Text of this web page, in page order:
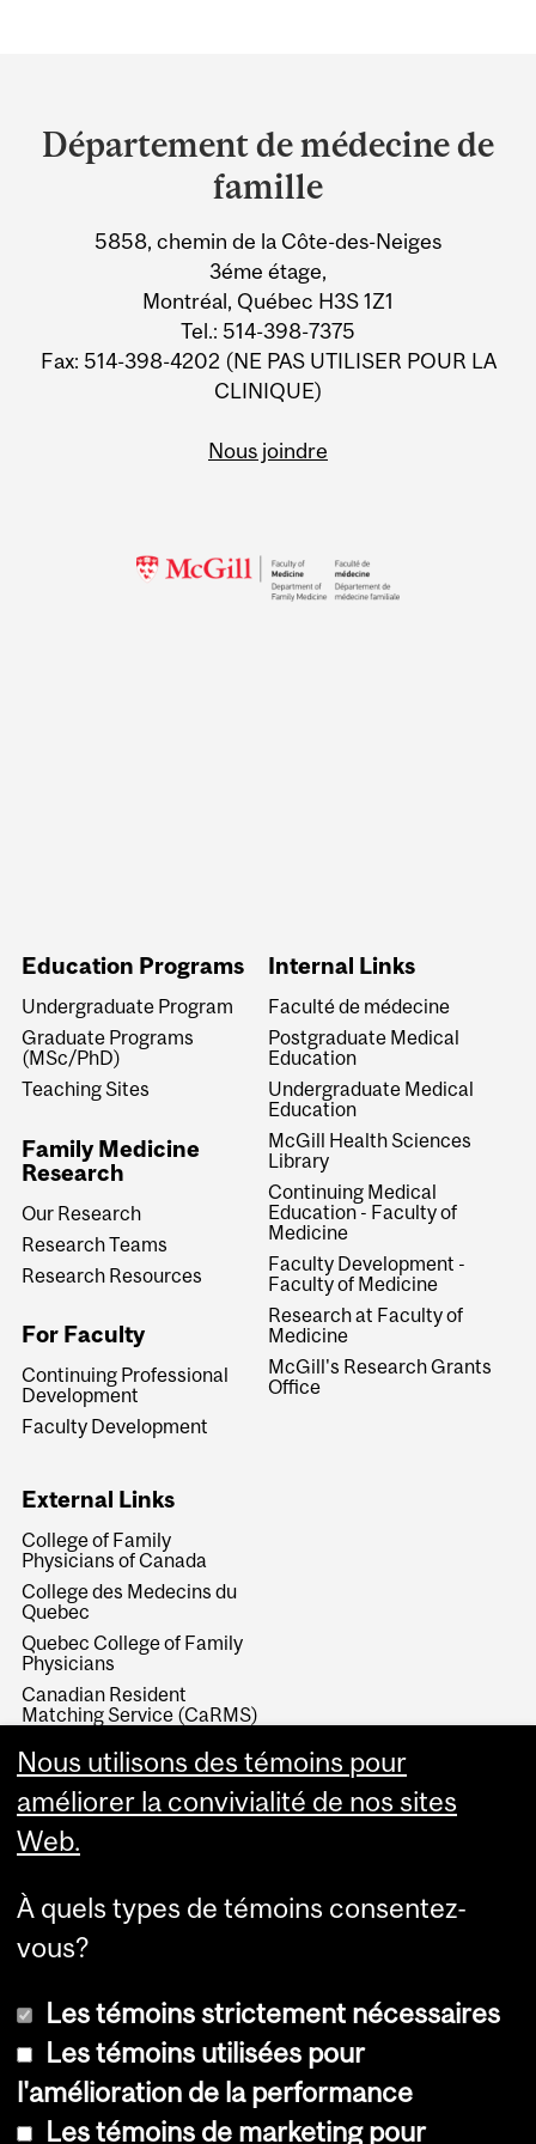
and
University
Information
Département de médecine de
famille
5858, chemin de la Côte-des-Neiges
3éme étage,
Montréal, Québec H3S 1Z1
Tel.: 514-398-7375
Fax: 514-398-4202 (NE PAS UTILISER POUR LA
CLINIQUE)
Nous joindre
Education Programs
Undergraduate Program
Graduate Programs
(MSc/PhD)
Teaching Sites
Family Medicine
Research
Our Research
Research Teams
Research Resources
For Faculty
Continuing Professional
Development
Faculty Development
Internal Links
Faculté de médecine
Postgraduate Medical
Education
Undergraduate Medical
Education
McGill Health Sciences
Library
Continuing Medical
Education - Faculty of
Medicine
Faculty Development -
Faculty of Medicine
Research at Faculty of
Medicine
McGill's Research Grants
Office
External Links
College of Family
Physicians of Canada
College des Medecins du
Quebec
Quebec College of Family
Physicians
Canadian Resident
Matching Service (CaRMS)
Care Research Group
(NAPCRG)
© Université McGill, 2026
Nous utilisons des témoins pour
améliorer la convivialité de nos sites
Web.
À quels types de témoins consentez-
vous?
Les témoins strictement nécessaires
Les témoins utilisées pour
l'amélioration de la performance
Les témoins de marketing pour